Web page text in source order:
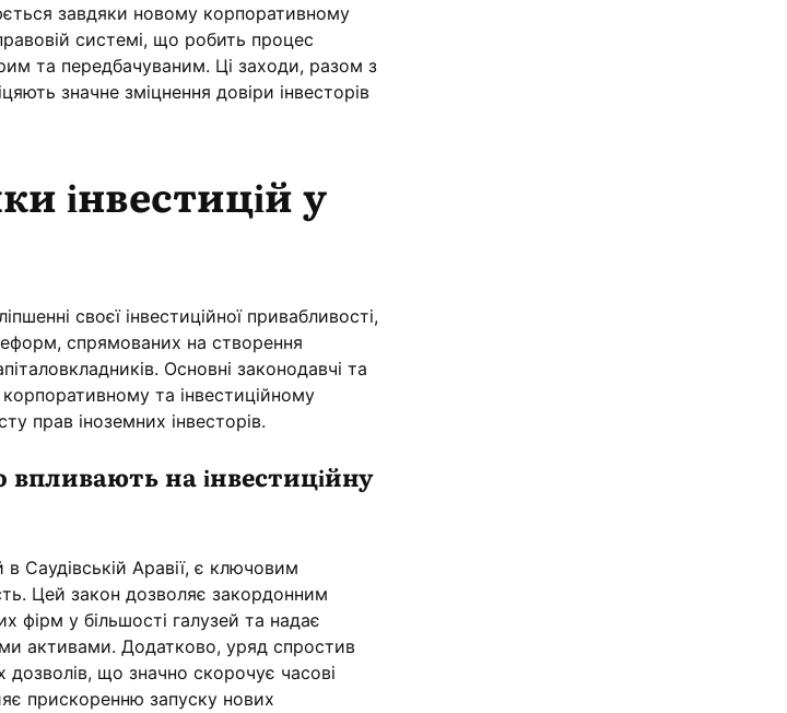
завдяки новому корпоративному
системі, що робить процес
та передбачуваним. Ці заходи, разом з
значне зміцнення довіри інвесторів
інвестицій у
своєї інвестиційної привабливості,
спрямованих на створення
Основні законодавчі та
корпоративному та інвестиційному
прав іноземних інвесторів.
впливають на інвестиційну
в Саудівській Аравії, є ключовим
Цей закон дозволяє закордонним
фірм у більшості галузей та надає
активами. Додатково, уряд спростив
що значно скорочує часові
прискоренню запуску нових